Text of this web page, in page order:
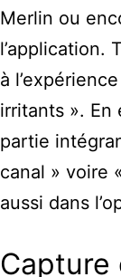
Merlin ou
l’application.
à
irritants ». En
partie
canal » voire
aussi dans
Capture